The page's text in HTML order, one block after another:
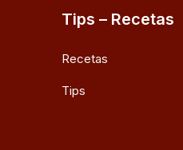
Tips – Recetas
Recetas
Tips